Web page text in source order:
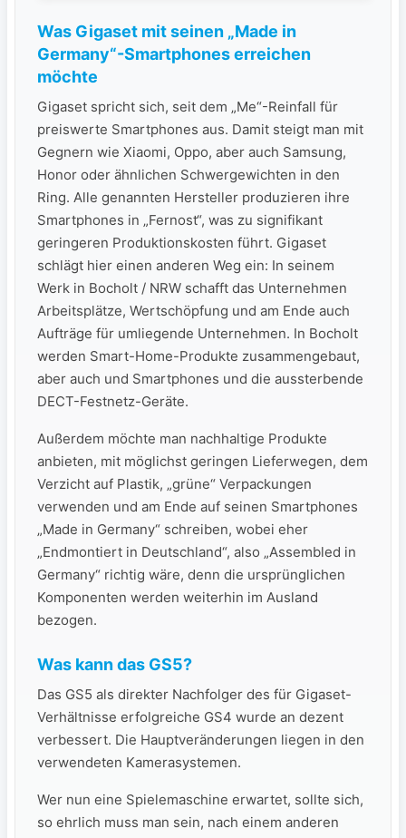
Was Gigaset mit seinen „Made in
Germany“-Smartphones erreichen
möchte
Gigaset spricht sich, seit dem „Me“-Reinfall für
preiswerte Smartphones aus. Damit steigt man mit
Gegnern wie Xiaomi, Oppo, aber auch Samsung,
Honor oder ähnlichen Schwergewichten in den
Ring. Alle genannten Hersteller produzieren ihre
Smartphones in „Fernost“, was zu signifikant
geringeren Produktionskosten führt. Gigaset
schlägt hier einen anderen Weg ein: In seinem
Werk in Bocholt / NRW schafft das Unternehmen
Arbeitsplätze, Wertschöpfung und am Ende auch
Aufträge für umliegende Unternehmen. In Bocholt
werden Smart-Home-Produkte zusammengebaut,
aber auch und Smartphones und die aussterbende
DECT-Festnetz-Geräte.
Außerdem möchte man nachhaltige Produkte
anbieten, mit möglichst geringen Lieferwegen, dem
Verzicht auf Plastik, „grüne“ Verpackungen
verwenden und am Ende auf seinen Smartphones
„Made in Germany“ schreiben, wobei eher
„Endmontiert in Deutschland“, also „Assembled in
Germany“ richtig wäre, denn die ursprünglichen
Komponenten werden weiterhin im Ausland
bezogen.
Was kann das GS5?
Das GS5 als direkter Nachfolger des für Gigaset-
Verhältnisse erfolgreiche GS4 wurde an dezent
verbessert. Die Hauptveränderungen liegen in den
verwendeten Kamerasystemen.
Wer nun eine Spielemaschine erwartet, sollte sich,
so ehrlich muss man sein, nach einem anderen